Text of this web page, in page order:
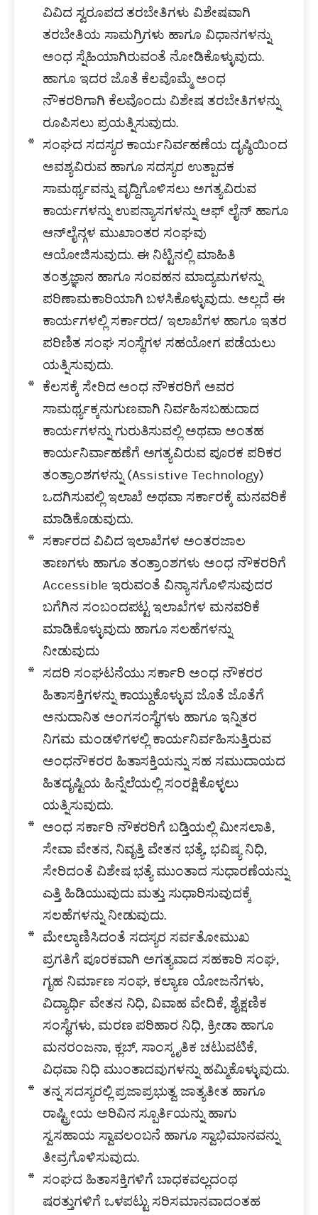
ವಿವಿದ ಸ್ವರೂಪದ ತರಬೇತಿಗಳು ವಿಶೇಷವಾಗಿ
ತರಬೇತಿಯ ಸಾಮಗ್ರಿಗಳು ಹಾಗೂ ವಿಧಾನಗಳನ್ನು
ಅಂಧ ಸ್ನೆಹಿಯಾಗಿರುವಂತೆ ನೋಡಿಕೊಳ್ಳುವುದು.
ಹಾಗೂ ಇದರ ಜೊತೆ ಕೆಲವೊಮ್ಮೆ ಅಂಧ
ನೌಕರರಿಗಾಗಿ ಕೆಲವೊಂದು ವಿಶೇಷ ತರಬೇತಿಗಳನ್ನು
ರೂಪಿಸಲು ಪ್ರಯತ್ನಿಸುವುದು.
ಸಂಘದ ಸದಸ್ಯರ ಕಾರ್ಯನಿರ್ವಹಣೆಯ ದೃಷ್ಠಿಯಿಂದ
ಅವಶ್ಯವಿರುವ ಹಾಗೂ ಸದಸ್ಯರ ಉತ್ಪಾದಕ
ಸಾಮರ್ಥ್ಯವನ್ನು ವೃದ್ದಿಗೊಳಿಸಲು ಅಗತ್ಯವಿರುವ
ಕಾರ್ಯಗಳನ್ನು ಉಪನ್ಯಾಸಗಳನ್ನು ಆಫ್ ಲೈನ್ ಹಾಗೂ
ಆನ್‍ಲೈನ್ಗಳ ಮುಖಾಂತರ ಸಂಘವು
ಆಯೋಜಿಸುವುದು. ಈ ನಿಟ್ಟಿನಲ್ಲಿ ಮಾಹಿತಿ
ತಂತ್ರಜ್ಞಾನ ಹಾಗೂ ಸಂವಹನ ಮಾದ್ಯಮಗಳನ್ನು
ಪರಿಣಾಮಕಾರಿಯಾಗಿ ಬಳಸಿಕೊಳ್ಳುವುದು. ಅಲ್ಲದೆ ಈ
ಕಾರ್ಯಗಳಲ್ಲಿ ಸರ್ಕಾರದ/ ಇಲಾಖೆಗಳ ಹಾಗೂ ಇತರ
ಪರಿಣಿತ ಸಂಘ ಸಂಸ್ಥೆಗಳ ಸಹಯೋಗ ಪಡೆಯಲು
ಯತ್ನಿಸುವುದು.
ಕೆಲಸಕ್ಕೆ ಸೇರಿದ ಅಂಧ ನೌಕರರಿಗೆ ಅವರ
ಸಾಮರ್ಥ್ಯಕ್ಕನುಗುಣವಾಗಿ ನಿರ್ವಹಿಸಬಹುದಾದ
ಕಾರ್ಯಗಳನ್ನು ಗುರುತಿಸುವಲ್ಲಿ ಅಥವಾ ಅಂತಹ
ಕಾರ್ಯನಿರ್ವಾಹಣೆಗೆ ಅಗತ್ಯವಿರುವ ಪೂರಕ ಪರಿಕರ
ತಂತ್ರಾಂಶಗಳನ್ನು (Assistive Technology)
ಒದಗಿಸುವಲ್ಲಿ ಇಲಾಖೆ ಅಥವಾ ಸರ್ಕಾರಕ್ಕೆ ಮನವರಿಕೆ
ಮಾಡಿಕೊಡುವುದು.
ಸರ್ಕಾರದ ವಿವಿದ ಇಲಾಖೆಗಳ ಅಂತರಜಾಲ
ತಾಣಗಳು ಹಾಗೂ ತಂತ್ರಾಂಶಗಳು ಅಂಧ ನೌಕರರಿಗೆ
Accessible ಇರುವಂತೆ ವಿನ್ಯಾಸಗೊಳಿಸುವುದರ
ಬಗೆಗಿನ ಸಂಬಂದಪಟ್ಟ ಇಲಾಖೆಗಳ ಮನವರಿಕೆ
ಮಾಡಿಕೊಳ್ಳುವುದು ಹಾಗೂ ಸಲಹೆಗಳನ್ನು
ನೀಡುವುದು
ಸದರಿ ಸಂಘಟನೆಯು ಸರ್ಕಾರಿ ಅಂಧ ನೌಕರರ
ಹಿತಾಸಕ್ತಿಗಳನ್ನು ಕಾಯ್ದುಕೊಳ್ಳುವ ಜೊತೆ ಜೊತೆಗೆ
ಅನುದಾನಿತ ಅಂಗಸಂಸ್ಥೆಗಳು ಹಾಗೂ ಇನ್ನಿತರ
ನಿಗಮ ಮಂಡಳಿಗಳಲ್ಲಿ ಕಾರ್ಯನಿರ್ವಹಿಸುತ್ತಿರುವ
ಅಂಧನೌಕರರ ಹಿತಾಸಕ್ತಿಯನ್ನು ಸಹ ಸಮುದಾಯದ
ಹಿತದೃಷ್ಟಿಯ ಹಿನ್ನೆಲೆಯಲ್ಲಿ ಸಂರಕ್ಷಿಕೊಳ್ಳಲು
ಯತ್ನಿಸುವುದು.
ಅಂಧ ಸರ್ಕಾರಿ ನೌಕರರಿಗೆ ಬಡ್ತಿಯಲ್ಲಿ ಮೀಸಲಾತಿ,
ಸೇವಾ ವೇತನ, ನಿವೃತ್ತಿ ವೇತನ ಭತ್ಯೆ, ಭವಿಷ್ಯ ನಿಧಿ,
ಸೇರಿದಂತೆ ವಿಶೇಷ ಭತ್ಯೆ ಮುಂತಾದ ಸುಧಾರಣೆಯನ್ನು
ಎತ್ತಿ ಹಿಡಿಯುವುದು ಮತ್ತು ಸುಧಾರಿಸುವುದಕ್ಕೆ
ಸಲಹೆಗಳನ್ನು ನೀಡುವುದು.
ಮೇಲ್ಕಾಣಿಸಿದಂತೆ ಸದಸ್ಯರ ಸರ್ವತೋಮುಖ
ಪ್ರಗತಿಗೆ ಪೂರಕವಾಗಿ ಅಗತ್ಯವಾದ ಸಹಕಾರಿ ಸಂಘ,
ಗೃಹ ನಿರ್ಮಾಣ ಸಂಘ, ಕಲ್ಯಾಣ ಯೋಜನೆಗಳು,
ವಿದ್ಯಾರ್ಥಿ ವೇತನ ನಿಧಿ, ವಿವಾಹ ವೇದಿಕೆ, ಶೈಕ್ಷಣಿಕ
ಸಂಸ್ಥೆಗಳು, ಮರಣ ಪರಿಹಾರ ನಿಧಿ, ಕ್ರೀಡಾ ಹಾಗೂ
ಮನರಂಜನಾ, ಕ್ಲಬ್, ಸಾಂಸ್ಕೃತಿಕ ಚಟುವಟಿಕೆ,
ವಿಧವಾ ನಿಧಿ ಮುಂತಾದವುಗಳನ್ನು ಹಮ್ಮಿಕೊಳ್ಳುವುದು.
ತನ್ನ ಸದಸ್ಯರಲ್ಲಿ ಪ್ರಜಾಪ್ರಭುತ್ವ ಜಾತ್ಯತೀತ ಹಾಗೂ
ರಾಷ್ಟ್ರೀಯ ಅರಿವಿನ ಸ್ಪೂರ್ತಿಯನ್ನು ಹಾಗು
ಸ್ವಸಹಾಯ ಸ್ವಾವಲಂಬನೆ ಹಾಗೂ ಸ್ವಾಭಿಮಾನವನ್ನು
ತೀವ್ರಗೊಳಿಸುವುದು.
ಸಂಘದ ಹಿತಾಸಕ್ತಿಗಳಿಗೆ ಬಾಧಕವಲ್ಲದಂಥ
ಷರತ್ತುಗಳಿಗೆ ಒಳಪಟ್ಟು ಸರಿಸಮಾನವಾದಂತಹ